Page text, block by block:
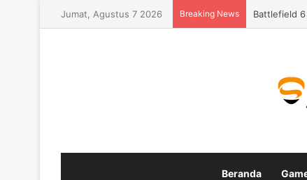
Jumat, Agustus 7 2026 Breaking News Apex
Beranda